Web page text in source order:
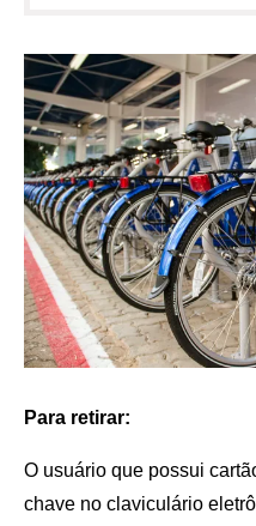
Para retirar:
O usuário que possui
chave no claviculário